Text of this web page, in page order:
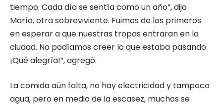
tiempo. Cada día se sentía como un año”, dijo
María, otra sobreviviente. Fuimos de los primeros
en esperar a que nuestras tropas entraran en la
ciudad. No podíamos creer lo que estaba pasando.
¡Qué alegría!”, agregó.
La comida aún falta, no hay electricidad y tampoco
agua, pero en medio de la escasez, muchos se